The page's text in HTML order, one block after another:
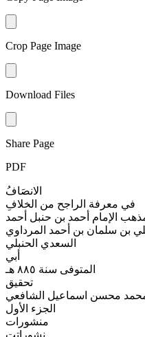
Crop Page Image
Download Files
Share Page
PDF
الانصَافُ
في معرفة الراجح من الخلافِ
الإمام أحمد بن حنبل أحمد
بن سلمان بن أحمد المرداوي
السعدي الحنبلي
أبي
المتوفى سنة ٨٨٥ هـ
تحقیق
محسن اسماعيل الشافعي
الجزء الأول
منشورات